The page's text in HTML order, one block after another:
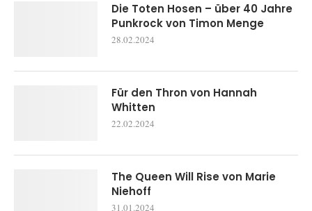
Die Toten Hosen – über 40 Jahre
Punkrock von Timon Menge
28.02.2024
Für den Thron von Hannah
Whitten
22.02.2024
The Queen Will Rise von Marie
Niehoff
31.01.2024